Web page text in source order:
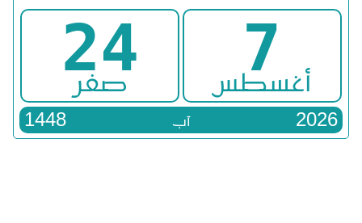
7
أغسطس 24
صفر
2026 آب 1448